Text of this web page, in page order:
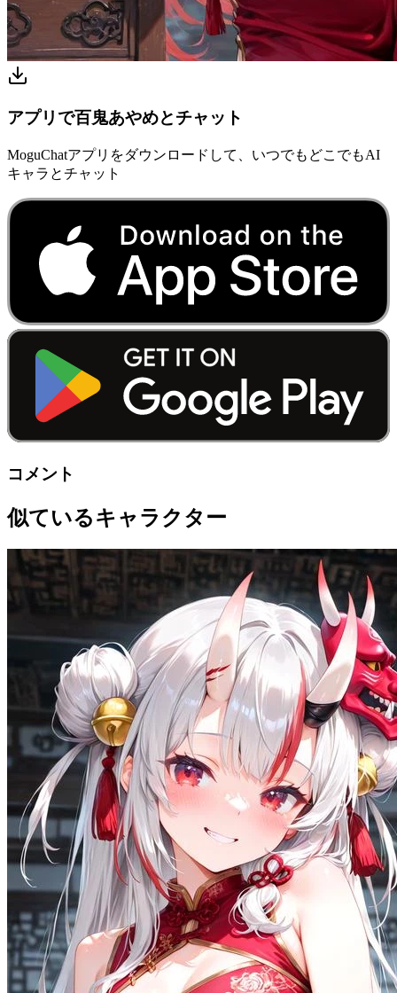
アプリで百鬼あやめとチャット
MoguChatアプリをダウンロードして、いつでもどこでもAI
キャラとチャット
コメント
似ているキャラクター